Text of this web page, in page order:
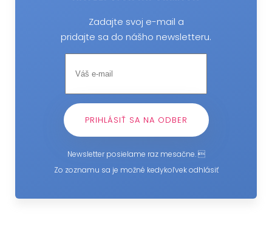
Zadajte svoj e-mail a
pridajte sa do nášho newsletteru.
Newsletter posielame raz mesačne. 
Zo zoznamu sa je možné kedykoľvek odhlásiť